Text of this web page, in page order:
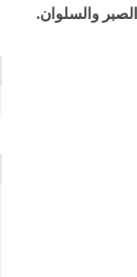
والسلوان.